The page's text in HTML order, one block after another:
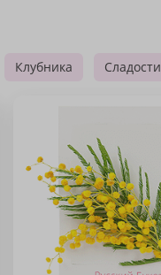
Клубника Сладости